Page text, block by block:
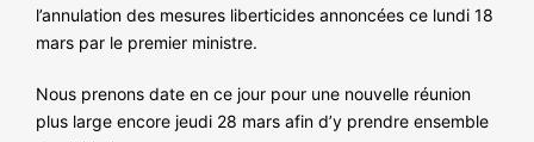
l’annulation des mesures liberticides annoncées ce lundi 18
mars par le premier ministre.
Nous prenons date en ce jour pour une nouvelle réunion
plus large encore jeudi 28 mars afin d’y prendre ensemble